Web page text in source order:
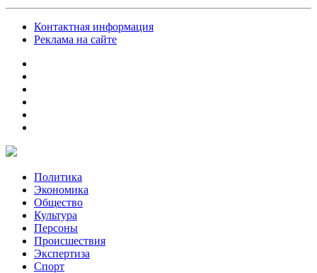
Контактная информация
Реклама на сайте
Политика
Экономика
Общество
Культура
Персоны
Происшествия
Экспертиза
Спорт